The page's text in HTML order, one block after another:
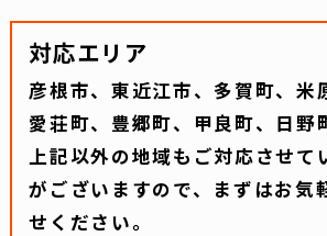
対応エリア
彦根市、東近江市、多賀町、米
愛荘町、豊郷町、甲良町、日野
上記以外の地域もご対応させて
がございますので、まずはお気
せください。